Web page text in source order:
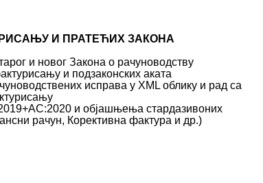
И ПРАТЕЋИХ ЗАКОНА
и новог Закона о рачуноводству
и подзаконских аката
исправа у XML облику и рад са
и објашњења стардазивоних
рачун, Корективна фактура и др.)